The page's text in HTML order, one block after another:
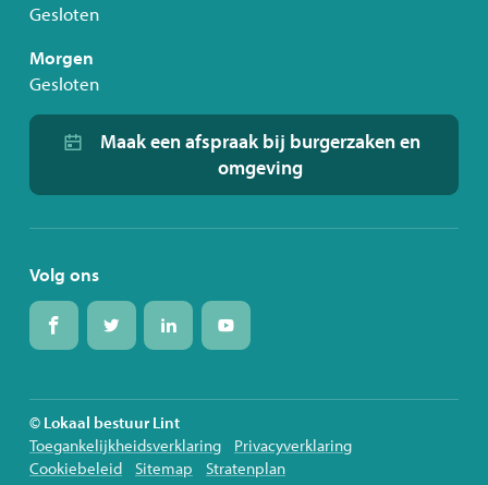
Gesloten
Morgen
Gesloten
Maak een afspraak bij burgerzaken en
omgeving
Volg ons
Volg
ons
Volg
ons
Volg
ons
Volg
ons
© Lokaal bestuur Lint
Toegankelijkheidsverklaring
Privacyverklaring
Cookiebeleid
Sitemap Stratenplan